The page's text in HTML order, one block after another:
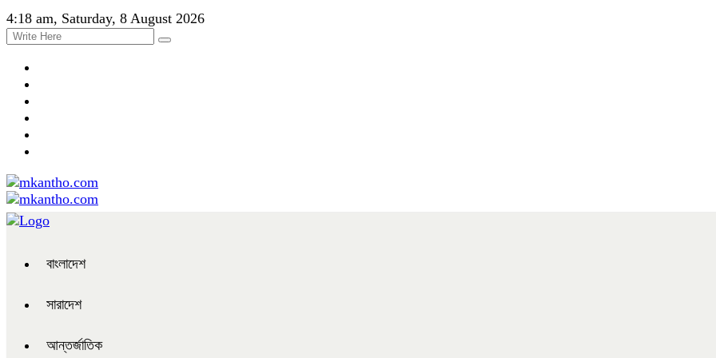
4:18 am, Saturday, 8 August 2026
বাংলাদেশ
সারাদেশ
আন্তর্জাতিক